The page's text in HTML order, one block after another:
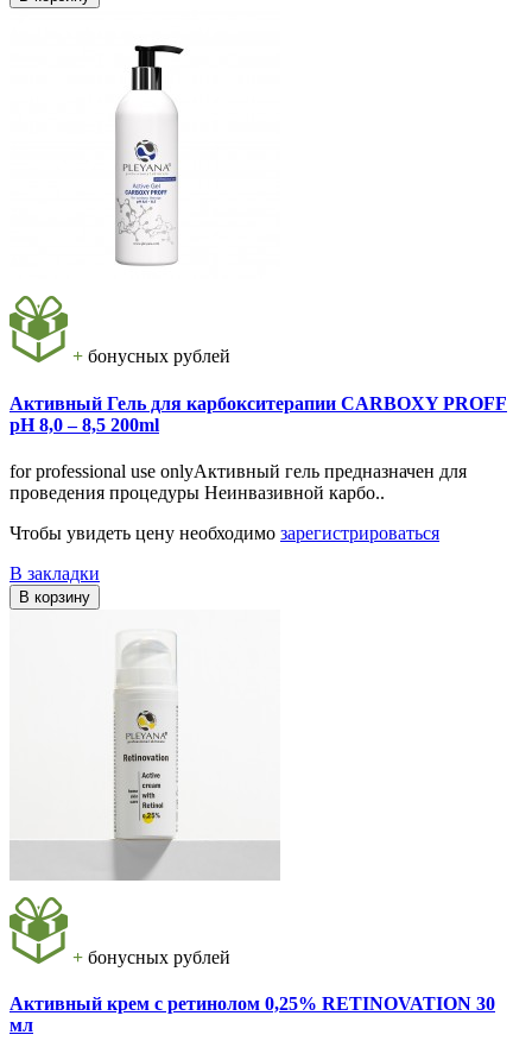
+ бонусных рублей
Активный Гель для карбокситерапии CARBOXY PROFF
pH 8,0 – 8,5 200ml
for professional use onlyАктивный гель предназначен для
проведения процедуры Неинвазивной карбо..
Чтобы увидеть цену необходимо зарегистрироваться
В закладки
В корзину
+ бонусных рублей
Активный крем с ретинолом 0,25% RETINOVATION 30
мл